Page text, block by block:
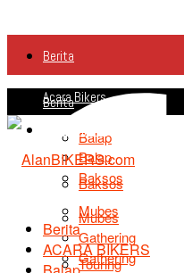
Berita
Acara Bikers
Balap
Baksos
Mubes
Gathering
Berita
Acara Bikers
Balap
Baksos
Mubes
Gathering
Touring
Berita
ACARA BIKERS